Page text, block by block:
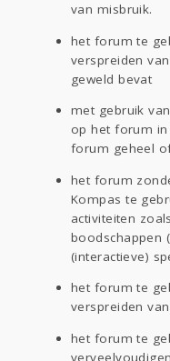
van misbruik.
het forum te
verspreiden
geweld bevat
met gebruik
op het forum
forum geheel
het forum
Kompas te
activiteiten
boodschappen
(interactieve)
het forum te
verspreiden
het forum te